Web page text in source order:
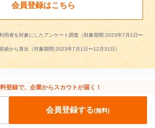
会員登録はこちら
用者を対象にしたアンケート調査（対象期間:2023年7月1日〜
績から算出（対象期間:2023年7月1日〜12月31日）
ターンを条件で絞り込む
登録で、企業からスカウトが届く！
会員登録する(無料)